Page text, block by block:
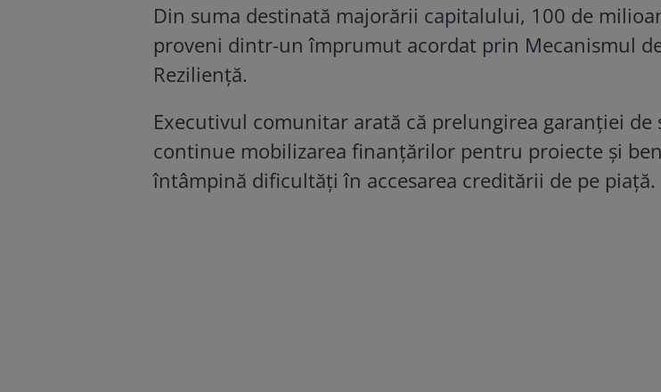
Din suma destinată majorării capitalului, 100 de
proveni dintr-un împrumut acordat prin Mecanismul
Reziliență.
Executivul comunitar arată că prelungirea garanției de
continue mobilizarea finanțărilor pentru proiecte și
întâmpină dificultăți în accesarea creditării de pe piață.